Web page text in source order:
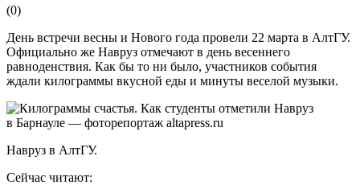
(0)
День встречи весны и Нового года провели 22 марта в АлтГУ.
Официально же Навруз отмечают в день весеннего
равноденствия. Как бы то ни было, участников события
ждали килограммы вкусной еды и минуты веселой музыки.
Навруз в АлтГУ.
Сейчас читают: